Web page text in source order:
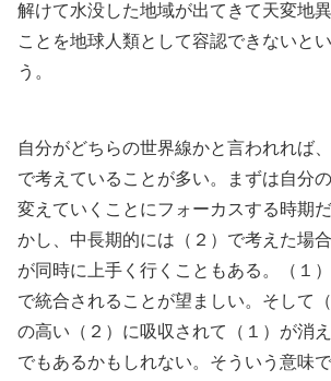
解けて水没した地域が出てきて天変地
ことを地球人類として容認できないと
う。
自分がどちらの世界線かと言われれば
で考えていることが多い。まずは自分
変えていくことにフォーカスする時期
かし、中長期的には（２）で考えた場
が同時に上手く行くこともある。（１
で統合されることが望ましい。そして
の高い（２）に吸収されて（１）が消
でもあるかもしれない。そういう意味